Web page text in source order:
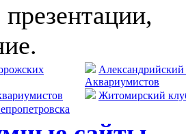
Аквариумистов
Житомирский